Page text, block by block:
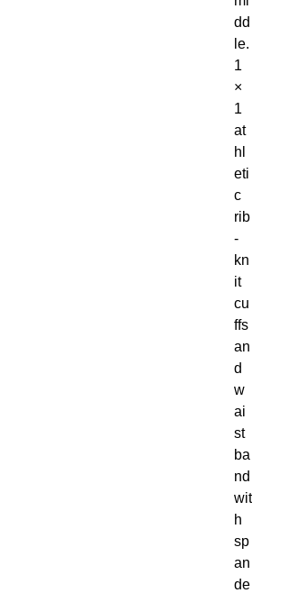
dd
le.
1
×
1
at
hl
eti
c
rib
-
kn
it
cu
ffs
an
d
w
ai
st
ba
nd
wit
h
sp
an
de